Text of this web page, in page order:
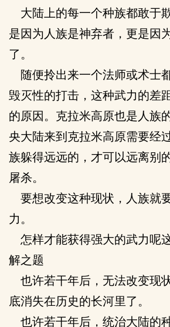
大陆上的每一个种族都敢于
是因为人族是神弃者，更是因
了。
随便拎出来一个法师或术士
毁灭性的打击，这种武力的差
的原因。克拉米高原也是人族
央大陆来到克拉米高原需要经
族躲得远远的，才可以远离别
屠杀。
要想改变这种现状，人族就
力。
怎样才能获得强大的武力呢
解之题
也许若干年后，无法改变现
底消失在历史的长河里了。
也许若干年后，统治大陆的